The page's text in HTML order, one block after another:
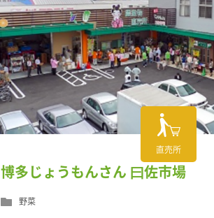
直売所
博多じょうもんさん 曰佐市場
野菜